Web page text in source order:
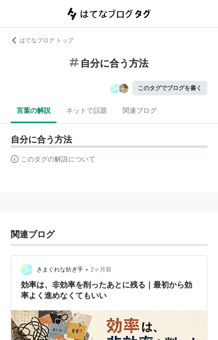
はてなブログ トップ
自分に合う方法
このタグでブログを書く
言葉の解説 ネットで話題 関連ブログ
自分に合う方法
このタグの解説について
関連ブログ
きまぐれな紡ぎ手 • 2ヶ月前
効率は、非効率を削ったあとに残る｜最初から効
率よく進めなくてもいい